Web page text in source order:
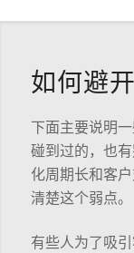
如何避
下面主要说明
碰到过的，也
化周期长和客
清楚这个弱点。
有些人为了吸